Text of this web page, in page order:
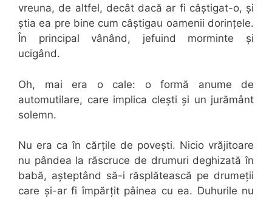
vreuna, de altfel, decât dacă ar fi câștigat-o, și
știa ea pre bine cum câștigau oamenii dorințele.
În principal vânând, jefuind morminte și
ucigând.
Oh, mai era o cale: o formă anume de
automutilare, care implica clești și un jurământ
solemn.
Nu era ca în cărțile de povești. Nicio vrăjitoare
nu pândea la răscruce de drumuri deghizată în
babă, așteptând să-i răsplătească pe drumeții
care și-ar fi împărțit pâinea cu ea. Duhurile nu